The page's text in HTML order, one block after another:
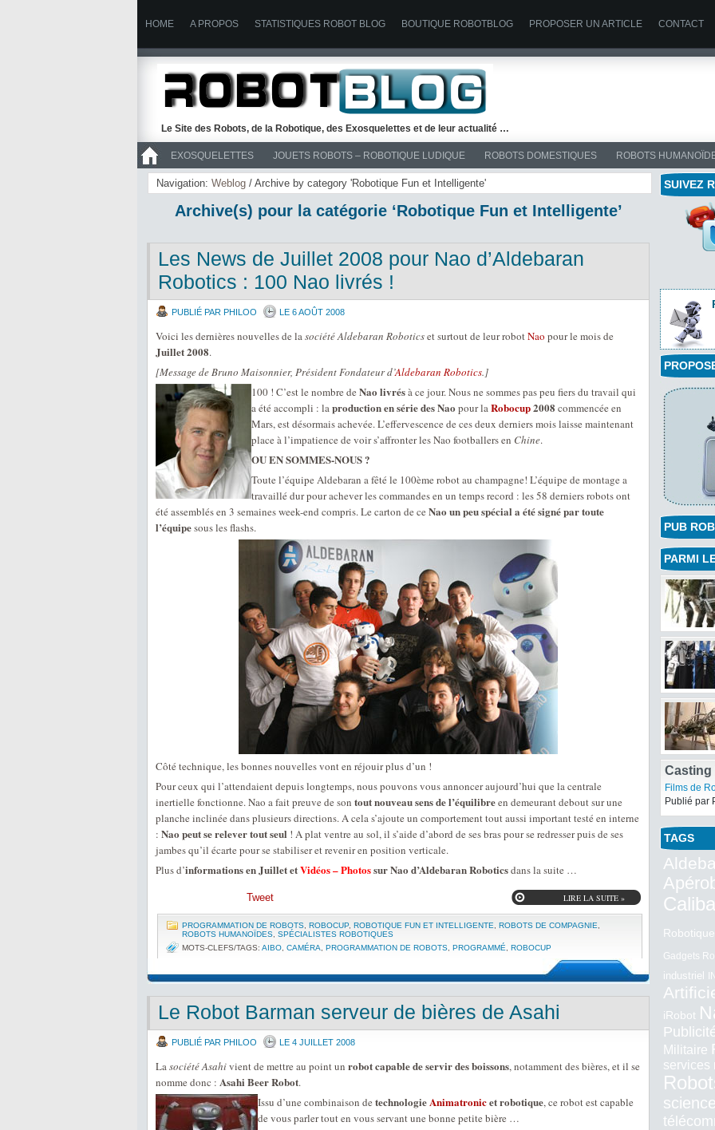
HOME A PROPOS STATISTIQUES ROBOT BLOG BOUTIQUE ROBOTBLOG PROPOSER UN ARTICLE CONTACT
Le Site des Robots, de la Robotique, des Exosquelettes et de leur actualité …
EXOSQUELETTES JOUETS ROBOTS – ROBOTIQUE LUDIQUE ROBOTS DOMESTIQUES ROBOTS
>> ROBOTS
Navigation: Weblog / Archive by category 'Robotique Fun et Intelligente'
Archive(s) pour la catégorie ‘Robotique Fun et Intelligente’
Les News de Juillet 2008 pour Nao d’Aldebaran
Robotics : 100 Nao livrés !
PUBLIÉ PAR PHILOO LE 6 AOÛT 2008
Voici les dernières nouvelles de lasociété Aldebaran Roboticset surtout de leur robotNao pour le mois de
Juillet 2008.
[Message de Bruno Maisonnier, Président Fondateur d’Aldebaran Robotics.]
100 ! C’est le nombre de Nao livrésà ce jour. Nous ne sommes pas peu fiers du travail qui
a été accompli : laproduction en série des Nao pour laRobocup2008 commencée en
Mars, est désormais achevée. L’effervescence de ces deux derniers mois laisse maintenant
place à l’impatience de voir s’affronter les Nao footballers en Chine.
OU EN SOMMES-NOUS ?
Toute l’équipe Aldebaran a fêté le 100ème robot au champagne! L’équipe de montage a
travaillé dur pour achever les commandes en un temps record : les 58 derniers robots ont
été assemblés en 3 semaines week-end compris. Le carton de ce Nao un peu spécial a été signé par toute
l’équipesous les flashs.
Côté technique, les bonnes nouvelles vont en réjouir plus d’un !
Pour ceux qui l’attendaient depuis longtemps, nous pouvons vous annoncer aujourd’hui que la centrale
inertielle fonctionne. Nao a fait preuve de son tout nouveau sens de l’équilibreen demeurant debout sur une
planche inclinée dans plusieurs directions. A cela s’ajoute un comportement tout aussi important testé en interne
: Nao peut se relever tout seul ! A plat ventre au sol, il s’aide d’abord de ses bras pour se redresser puis de ses
jambes qu’il écarte pour se stabiliser et revenir en position verticale.
Plus d’informations en Juillet etVidéos – Photossur Nao d’Aldebaran Roboticsdans la suite …
LIRE LA SUITE »
Tweet
PROGRAMMATION DE ROBOTS ROBOCUP, ROBOTIQUE FUN ET INTELLIGENTE ROBOTS DE COMPAGNIE
ROBOTS HUMANOÏDES SPÉCIALISTES ROBOTIQUES
MOTS-CLEFS/TAGS: AIBO CAMÉRA PROGRAMMATION DE ROBOTS PROGRAMMÉ ROBOCUP
Le Robot Barman serveur de bières de Asahi
PUBLIÉ PAR PHILOO LE 4 JUILLET 2008
Lasociété Asahivient de mettre au point un robot capable de servir des boissons, notamment des bières, et il se
nomme donc : Asahi Beer Robot.
Issu d’une combinaison de technologieAnimatronicet robotique, ce robot est capable
de vous parler tout en vous servant une bonne petite bière …
SUIVEZ
PUB
PARMI
Casting
Films de
Publié par
TAGS
Robotique
Gadgets
industriel
iRobot
Militaire
services